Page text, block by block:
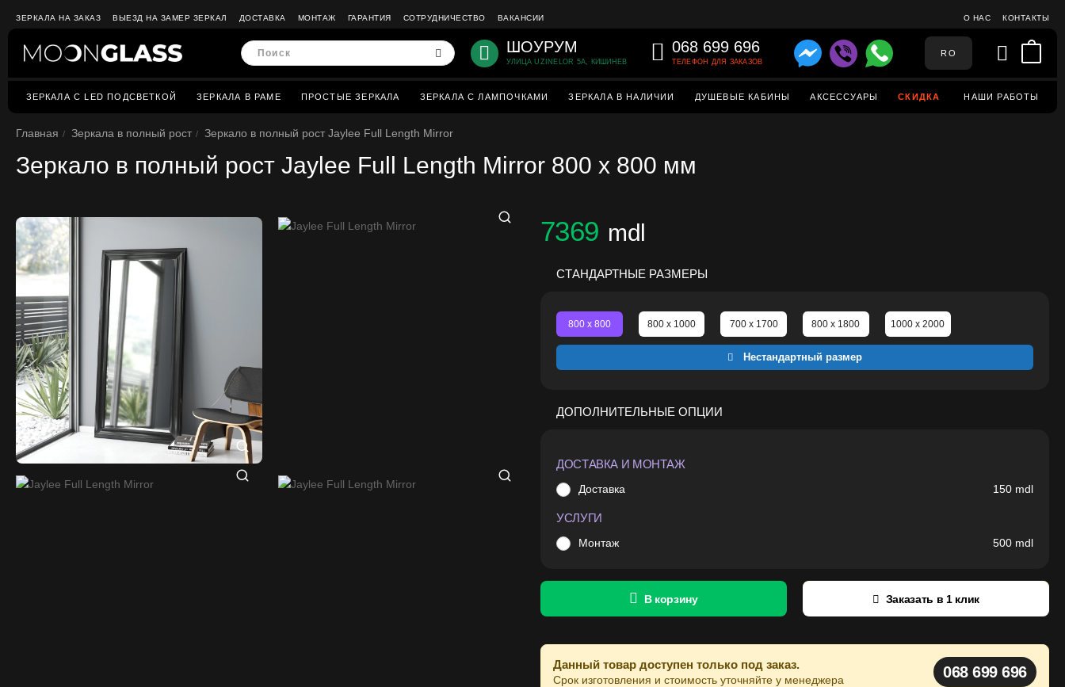
ЗЕРКАЛА НА ЗАКАЗ ВЫЕЗД НА ЗАМЕР ЗЕРКАЛ ДОСТАВКА МОНТАЖ ГАРАНТИЯ СОТРУДНИЧЕСТВО ВАКАНСИИ О НАС КОНТАКТЫ
ШОУРУМ
УЛИЦА UZINELOR 5A, КИШИНЕВ
068 699 696
ТЕЛЕФОН ДЛЯ ЗАКАЗОВ
RO
ЗЕРКАЛА C LED ПОДСВЕТКОЙ ЗЕРКАЛА В РАМЕ ПРОСТЫЕ ЗЕРКАЛА ЗЕРКАЛА С ЛАМПОЧКАМИ ЗЕРКАЛА В НАЛИЧИИ ДУШЕВЫЕ КАБИНЫ АКСЕССУАРЫ СКИДКА НАШИ РАБОТЫ
Главная Зеркала в полный рост Зеркало в полный рост Jaylee Full Length Mirror
Зеркало в полный рост Jaylee Full Length Mirror 800 x 800 мм
7369 mdl
СТАНДАРТНЫЕ РАЗМЕРЫ
800 x 800 800 x 1000 700 x 1700 800 x 1800 1000 x 2000
Нестандартный размер
ДОПОЛНИТЕЛЬНЫЕ ОПЦИИ
ДОСТАВКА И МОНТАЖ
Доставка 150 mdl
УСЛУГИ
Монтаж 500 mdl
В корзину Заказать в 1 клик
Данный товар доступен только под заказ.
Срок изготовления и стоимость уточняйте у менеджера 068 699 696